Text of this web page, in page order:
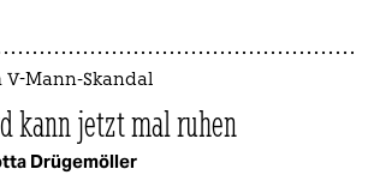
V-Mann-Skandal
kann jetzt mal ruhen
Drügemöller